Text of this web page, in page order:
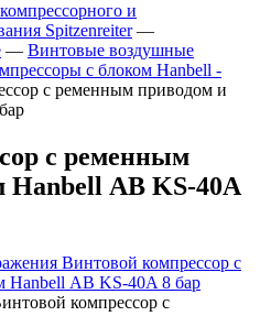
и
Spitzenreiter—
— Винтовые воздушные
с блоком Hanbell -
с ременным приводом и
с ременным
Hanbell АВ KS-40A